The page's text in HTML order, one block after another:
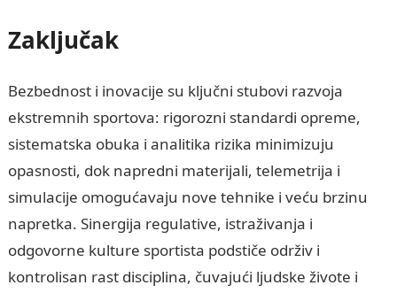
Zaključak
Bezbednost i inovacije su ključni stubovi razvoja
ekstremnih sportova: rigorozni standardi opreme,
sistematska obuka i analitika rizika minimizuju
opasnosti, dok napredni materijali, telemetrija i
simulacije omogućavaju nove tehnike i veću brzinu
napretka. Sinergija regulative, istraživanja i
odgovorne kulture sportista podstiče održiv i
kontrolisan rast disciplina, čuvajući ljudske živote i